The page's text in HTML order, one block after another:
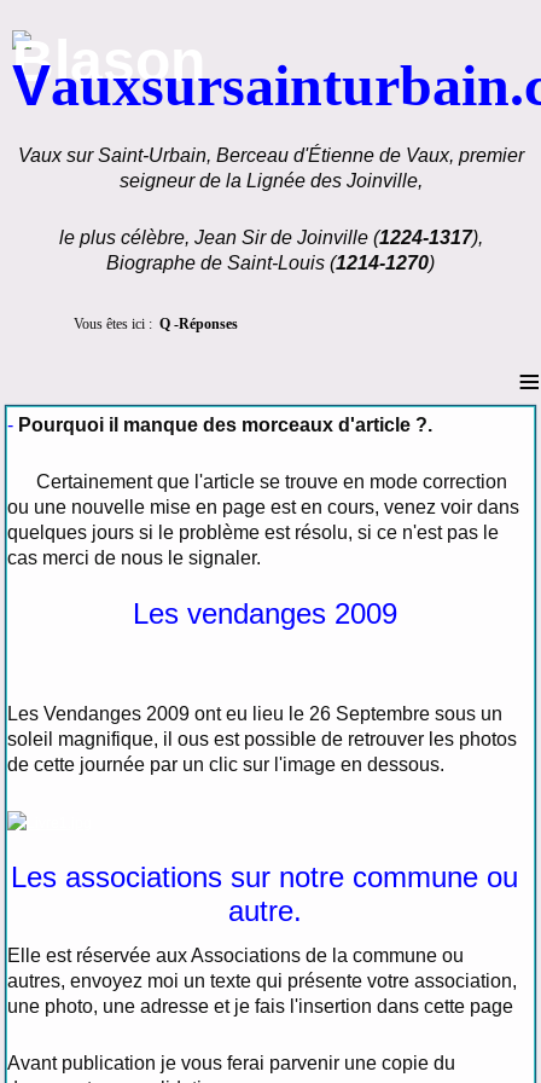
V
Vaux sur Saint-Urbain, Berceau d'Étienne de Vaux, premier
seigneur de la Lignée des Joinville,
le plus célèbre, Jean Sir de Joinville (1224-1317),
Biographe de Saint-Louis (1214-1270)
Vous êtes ici : Q -Réponses
≡
- Pourquoi il manque des morceaux d'article ?.
Certainement que l'article se trouve en mode correction
ou une nouvelle mise en page est en cours, venez voir dans
quelques jours si le problème est résolu, si ce n'est pas le
cas merci de nous le signaler.
Les vendanges 2009
Les Vendanges 2009 ont eu lieu le 26 Septembre sous un
soleil magnifique, il ous est possible de retrouver les photos
de cette journée par un clic sur l'image en dessous.
Les associations sur notre commune ou
autre.
Elle est réservée aux Associations de la commune ou
autres, envoyez moi un texte qui présente votre association,
une photo, une adresse et je fais l'insertion dans cette page
Avant publication je vous ferai parvenir une copie du